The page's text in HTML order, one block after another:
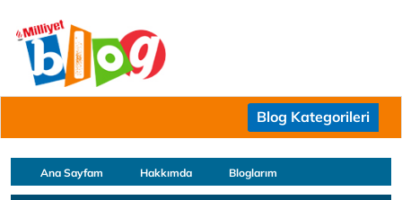
Blog Kategorileri
Ana Sayfam Hakkımda Bloglarım